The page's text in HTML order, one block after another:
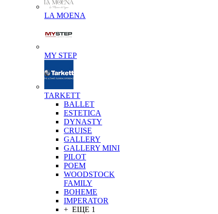
LA MOENA
MY STEP
TARKETT
BALLET
ESTETICA
DYNASTY
CRUISE
GALLERY
GALLERY MINI
PILOT
POEM
WOODSTOCK
FAMILY
BOHEME
IMPERATOR
+ ЕЩЕ 1